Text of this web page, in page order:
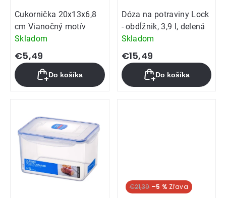
Cukornička 20x13x6,8
cm Vianočný motív
Skladom
€5,49
Do košíka
Dóza na potraviny Lock
- obdĺžnik, 3,9 l, delená
Skladom
€15,49
Do košíka
€21,39 –5 %